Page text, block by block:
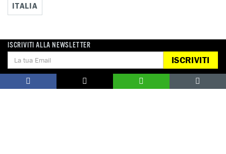
ITALIA
ISCRIVITI ALLA NEWSLETTER
ISCRIVITI
DONA
Aiutaci con una donazione, ora.